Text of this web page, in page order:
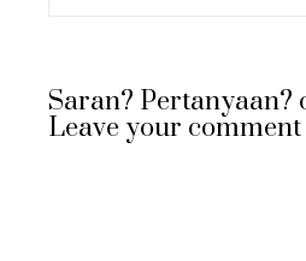
Saran? Pertanyaan?
Leave your comment